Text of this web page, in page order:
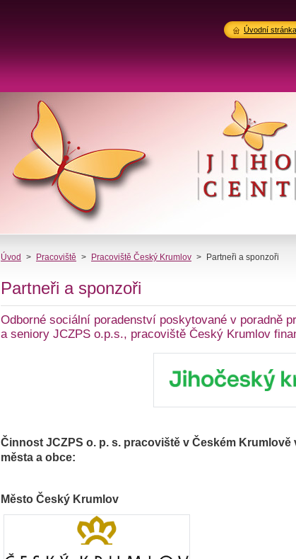
Úvod > Pracoviště > Pracoviště Český Krumlov > Partneři a sponzoři
Partneři a sponzoři
Odborné sociální poradenství poskytované v poradně
a seniory JCZPS o.p.s., pracoviště Český Krumlov
Činnost JCZPS o. p. s. pracoviště v Českém
města a obce:
Město Český Krumlov
Úvodní stránka